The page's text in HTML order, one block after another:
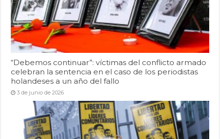
“Debemos continuar”: víctimas del conflicto armado
celebran la sentencia en el caso de los periodistas
holandeses a un año del fallo
3 de junio de 2026